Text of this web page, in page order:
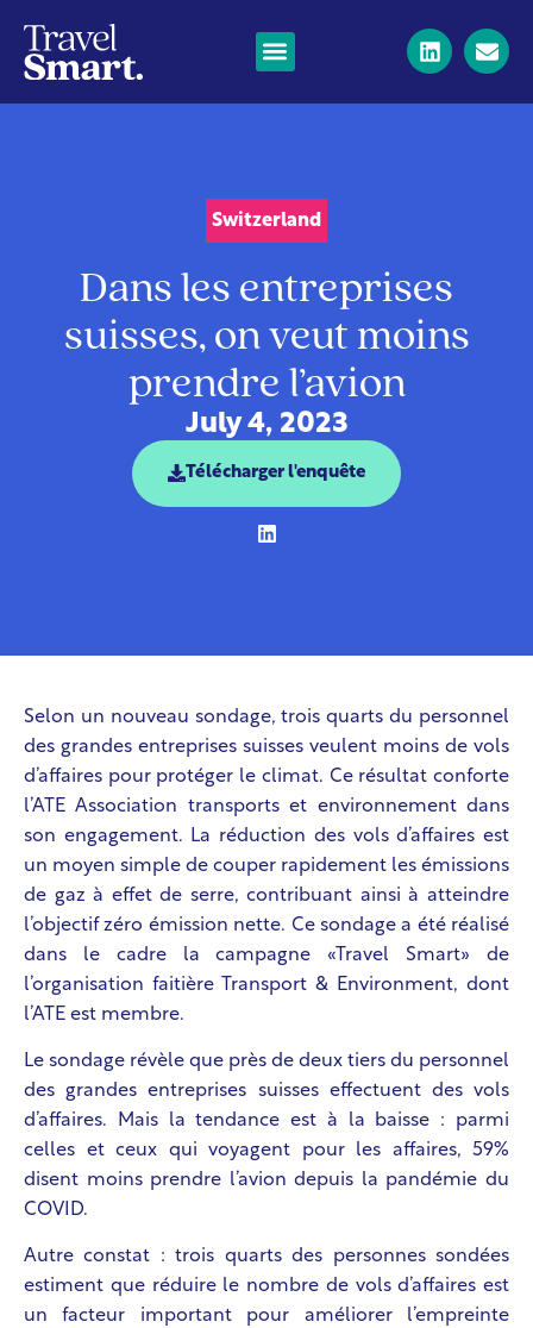
Switzerland
Dans les entreprises
suisses, on veut moins
prendre l’avion
July 4, 2023
Télécharger l'enquête
Selon un nouveau sondage, trois quarts du personnel
des grandes entreprises suisses veulent moins de vols
d’affaires pour protéger le climat. Ce résultat conforte
l’ATE Association transports et environnement dans
son engagement. La réduction des vols d’affaires est
un moyen simple de couper rapidement les émissions
de gaz à effet de serre, contribuant ainsi à atteindre
l’objectif zéro émission nette. Ce sondage a été réalisé
dans le cadre la campagne «Travel Smart» de
l’organisation faitière Transport & Environment, dont
l’ATE est membre.
Le sondage révèle que près de deux tiers du personnel
des grandes entreprises suisses effectuent des vols
d’affaires. Mais la tendance est à la baisse : parmi
celles et ceux qui voyagent pour les affaires, 59%
disent moins prendre l’avion depuis la pandémie du
COVID.
Autre constat : trois quarts des personnes sondées
estiment que réduire le nombre de vols d’affaires est
un facteur important pour améliorer l’empreinte